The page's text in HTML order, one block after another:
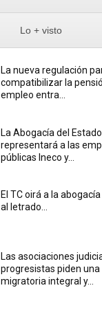
Lo + visto
La nueva regulación
compatibilizar la
empleo entra...
La Abogacía del Estado
representará a las
públicas Ineco y...
El TC oirá a la
al letrado...
Las asociaciones
progresistas piden
migratoria integral y...